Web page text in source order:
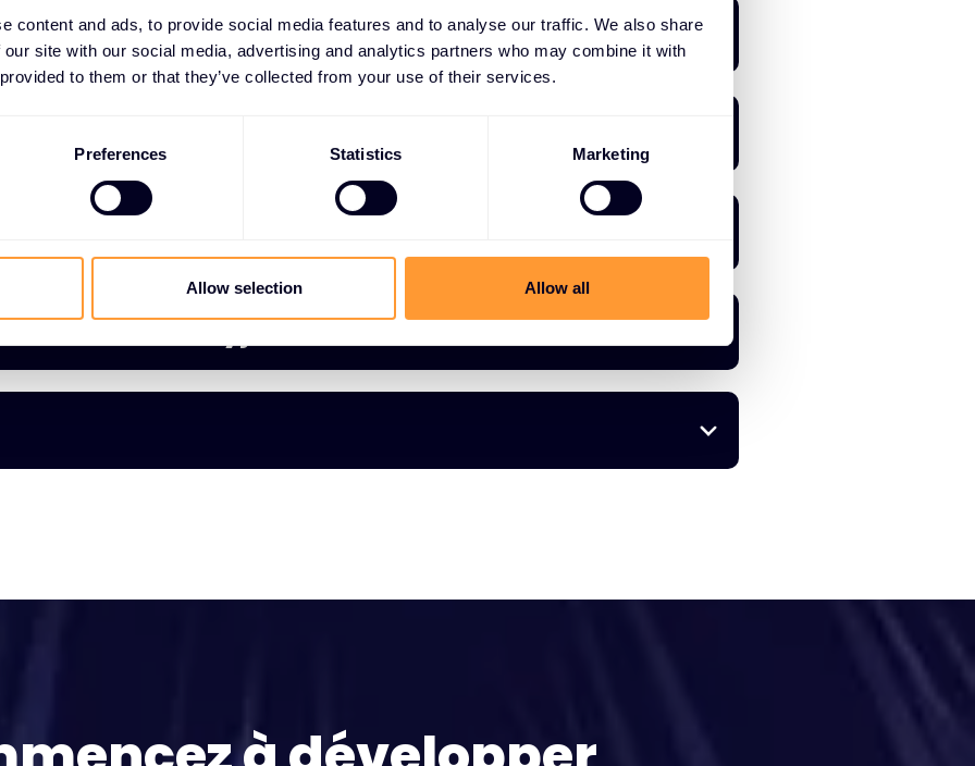
content and ads, to provide social media features and to analyse our traffic. We also share
site with our social media, advertising and analytics partners who may combine it with
to them or that they’ve collected from your use of their services.
Preferences Statistics Marketing
Allow selection Allow all
Edukacyjne